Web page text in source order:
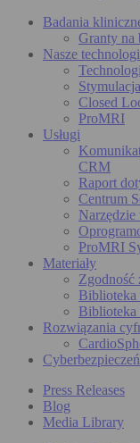
Badania
Granty na
Nasze
Closed
ProMRI
Usługi
CRM
Raport
Centrum
ProMRI
Materiały
Zgodność
Biblioteka
Biblioteka
Rozwiązania
Press Releases
Blog
Media Library